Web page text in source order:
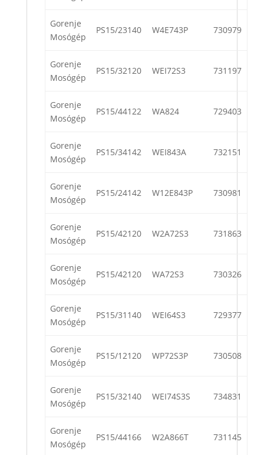
Gorenje
Mosógép
PS15/23140 W4E743P 730979
Gorenje
Mosógép
PS15/32120 WEI72S3 731197
Gorenje
Mosógép
PS15/44122 WA824 729403
Gorenje
Mosógép
PS15/34142 WEI843A 732151
Gorenje
Mosógép
PS15/24142 W12E843P 730981
Gorenje
Mosógép
PS15/42120 W2A72S3 731863
Gorenje
Mosógép
PS15/42120 WA72S3 730326
Gorenje
Mosógép
PS15/31140 WEI64S3 729377
Gorenje
Mosógép
PS15/12120 WP72S3P 730508
Gorenje
Mosógép
PS15/32140 WEI74S3S 734831
Gorenje
Mosógép
PS15/44166 W2A866T 731145